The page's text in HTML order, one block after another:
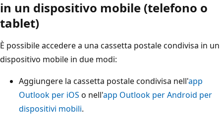
in un dispositivo mobile (telefono o
tablet)
È possibile accedere a una cassetta postale condivisa in un
dispositivo mobile in due modi:
Aggiungere la cassetta postale condivisa nell'app
Outlook per iOS o nell'app Outlook per Android per
dispositivi mobili.